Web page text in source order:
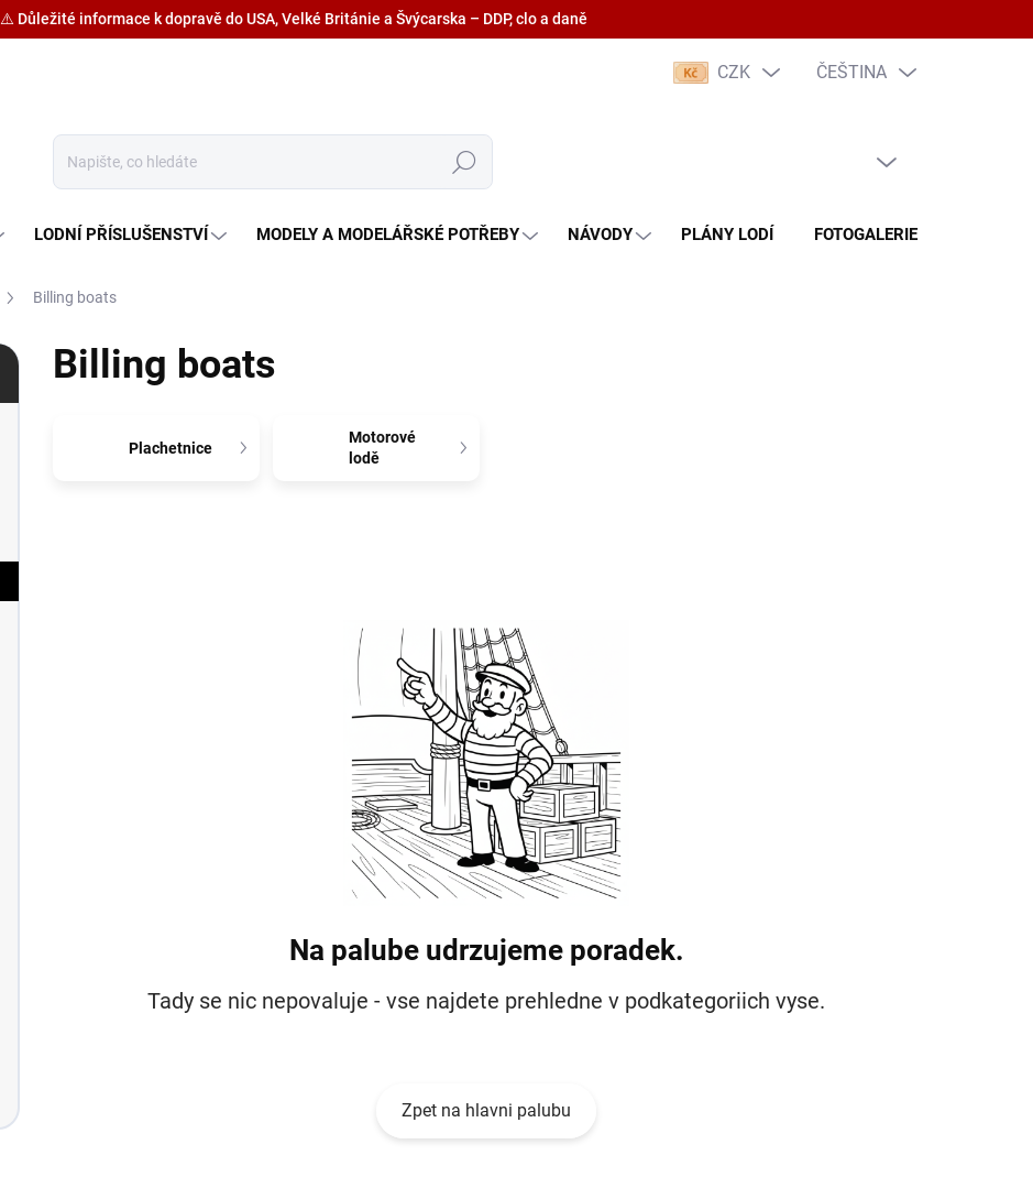
CZK ČEŠTINA
Hledat
LODNÍ PŘÍSLUŠENSTVÍ MODELY A MODELÁŘSKÉ POTŘEBY NÁVODY PLÁNY LODÍ FOTOGALERIE
Billing boats
Billing boats
Plachetnice
Motorové
lodě
Na palube udrzujeme poradek.
Tady se nic nepovaluje - vse najdete prehledne v podkategoriich vyse.
Zpet na hlavni palubu
⚠️ Důležité informace k dopravě do USA, Velké Británie a Švýcarska – DDP, clo a daně